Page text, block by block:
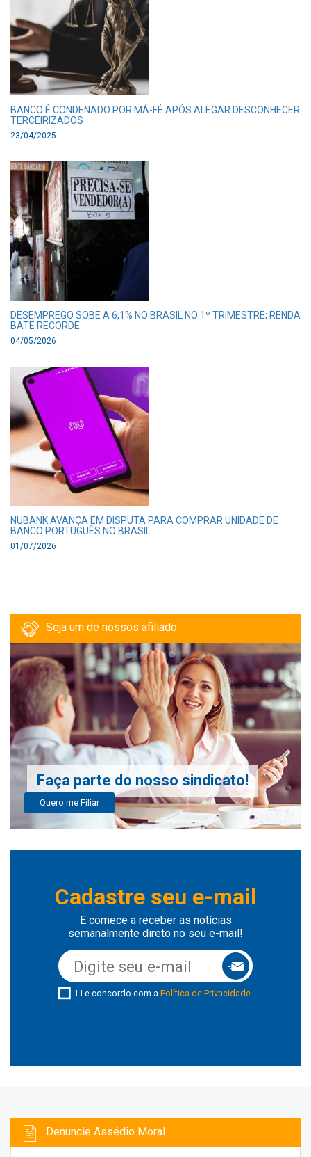
BANCO É CONDENADO POR MÁ-FÉ APÓS ALEGAR DESCONHECER
TERCEIRIZADOS
23/04/2025
DESEMPREGO SOBE A 6,1% NO BRASIL NO 1º TRIMESTRE; RENDA
BATE RECORDE
04/05/2026
NUBANK AVANÇA EM DISPUTA PARA COMPRAR UNIDADE DE
BANCO PORTUGUÊS NO BRASIL
01/07/2026
Seja um de nossos afiliado
Faça parte do nosso sindicato!
Quero me Filiar
Cadastre seu e-mail
E comece a receber as notícias
semanalmente direto no seu e-mail!
Li e concordo com a Política de Privacidade.
Denuncie Assédio Moral